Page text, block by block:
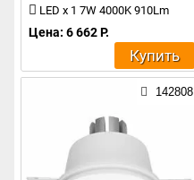
LED x 1 7W 4000K 910Lm
Цена: 6 662 Р.
Купить
142808